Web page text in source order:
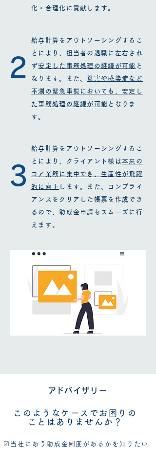
化・合理化に貢献 します。
​2
給与計算をアウトソーシングするこ
とにより、担当者の退職に左右され
ず安定した事務処理の継続が可能 と
なります。また、 災害や感染症など
不測の緊急事態においても、安定し
た事務処理の継続が可能 となりま
す。
​3
給与計算をアウトソーシングするこ
とにより、クライアント様は本来の
コア業務に集中でき、生産性が飛躍
的に向上 します。また、コンプライ
アンスをクリアした帳票を作成でき
るので、
助成金申請もスムーズに 行
えます。
​アドバイザリー
このようなケースでお困りの
ことはありませんか？
☑当社にあう助成金制度があるかを知りたい